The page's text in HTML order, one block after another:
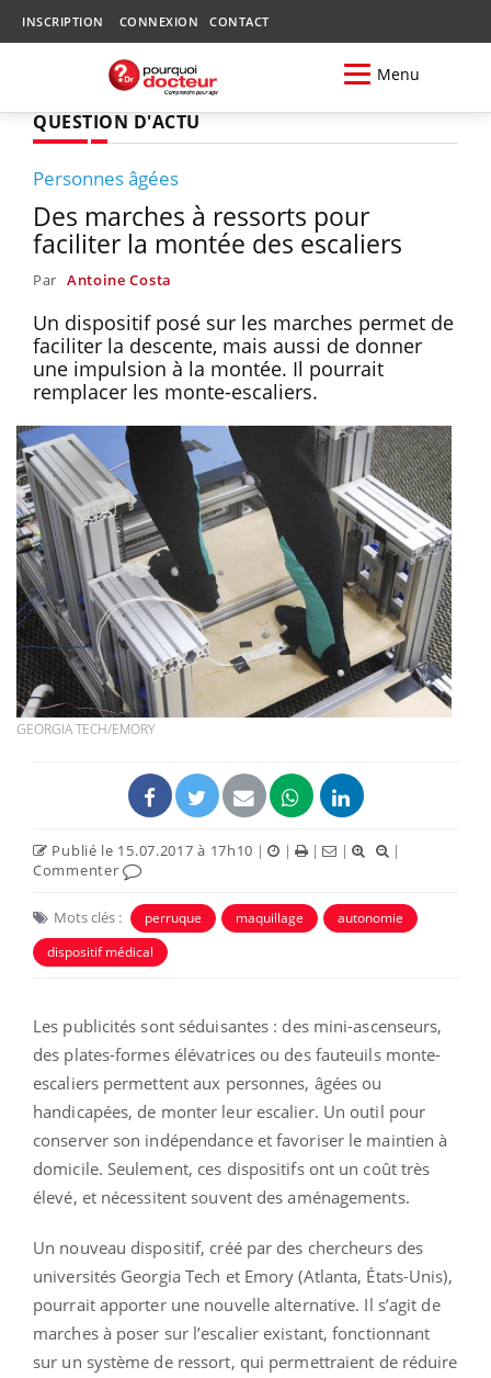
INSCRIPTION CONNEXION CONTACT
Menu
QUESTION D'ACTU
Personnes âgées
Des marches à ressorts pour
faciliter la montée des escaliers
Par Antoine Costa
Un dispositif posé sur les marches permet de
faciliter la descente, mais aussi de donner
une impulsion à la montée. Il pourrait
remplacer les monte-escaliers.
GEORGIA TECH/EMORY
Publié le 15.07.2017 à 17h10 | | | |
|
Commenter
Mots clés : perruque maquillage
autonomie
dispositif médical
Les publicités sont séduisantes : des mini-ascenseurs,
des plates-formes élévatrices ou des fauteuils monte-
escaliers permettent aux personnes, âgées ou
handicapées, de monter leur escalier. Un outil pour
conserver son indépendance et favoriser le maintien à
domicile. Seulement, ces dispositifs ont un coût très
élevé, et nécessitent souvent des aménagements.
Un nouveau dispositif, créé par des chercheurs des
universités Georgia Tech et Emory (Atlanta, États-Unis),
pourrait apporter une nouvelle alternative. Il s’agit de
marches à poser sur l’escalier existant, fonctionnant
sur un système de ressort, qui permettraient de réduire